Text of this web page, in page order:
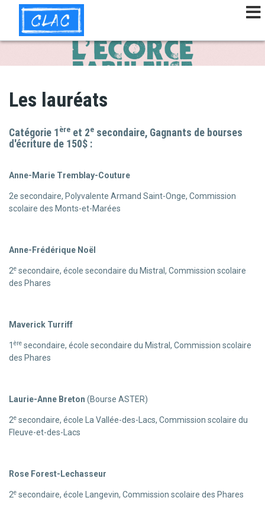
contenu
principal
Les lauréats
Catégorie 1 ère et 2e secondaire, Gagnants de bourses
d'écriture de 150$ :
Anne-Marie Tremblay-Couture
2e secondaire, Polyvalente Armand Saint-Onge, Commission
scolaire des Monts-et-Marées
Anne-Frédérique Noël
2e secondaire, école secondaire du Mistral, Commission scolaire
des Phares
Maverick Turriff
1 ère secondaire, école secondaire du Mistral, Commission scolaire
des Phares
Laurie-Anne Breton (Bourse ASTER)
2e secondaire, école La Vallée-des-Lacs, Commission scolaire du
Fleuve-et-des-Lacs
Rose Forest-Lechasseur
2e secondaire, école Langevin, Commission scolaire des Phares